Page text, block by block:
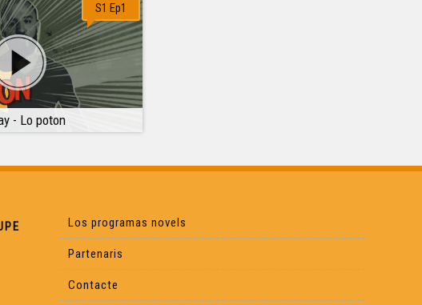
- Lo poton
S1 Ep1
Los programas novels
Partenaris
Contacte